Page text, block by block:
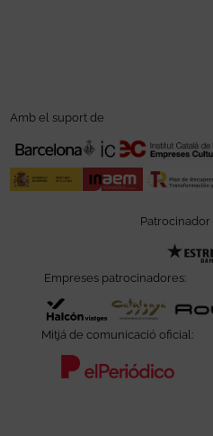
Amb el suport de
Empreses patrocinadores:
Abre en nueva
Abre
Mitjá de comunicació oficial:
Abre